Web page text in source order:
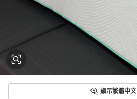
顯示繁體中文